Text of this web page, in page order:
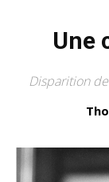
Une
Disparition de